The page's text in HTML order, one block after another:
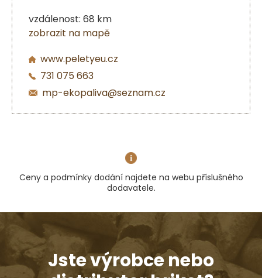
vzdálenost: 68 km
zobrazit na mapě
www.peletyeu.cz
731 075 663
mp-ekopaliva@seznam.cz
Ceny a podmínky dodání najdete na webu příslušného
dodavatele.
Jste výrobce nebo